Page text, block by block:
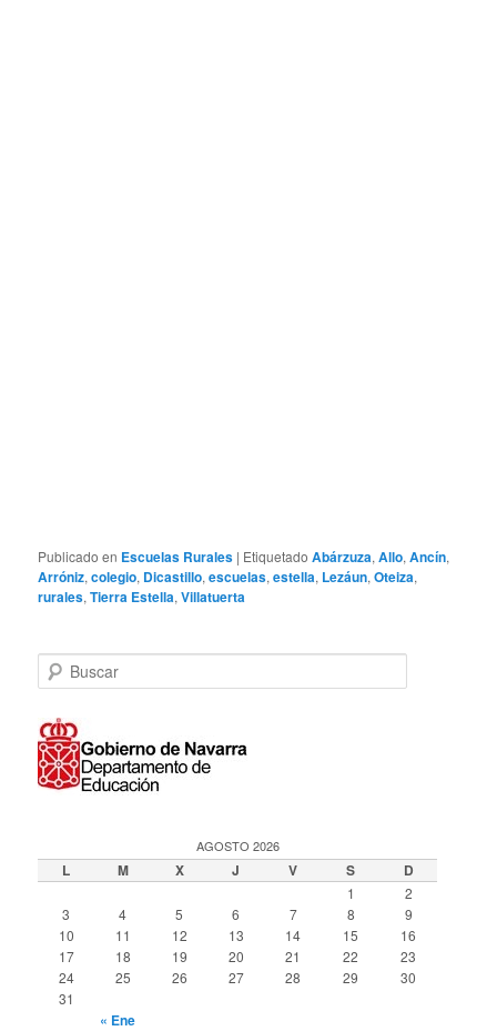
Publicado en Escuelas Rurales | Etiquetado Abárzuza,Allo,Ancín,
Arróniz,colegio, Dicastillo,escuelas,estella, Lezáun,Oteiza,
rurales,Tierra Estella,Villatuerta
u
c
a
r
AGOSTO 2026
L M X J V S D
1
2
3
4 5 6 7 8
9
10
11 12 13 14 15
16
17
18 19 20 21 22
23
24
25 26 27 28 29
30
31
« Ene